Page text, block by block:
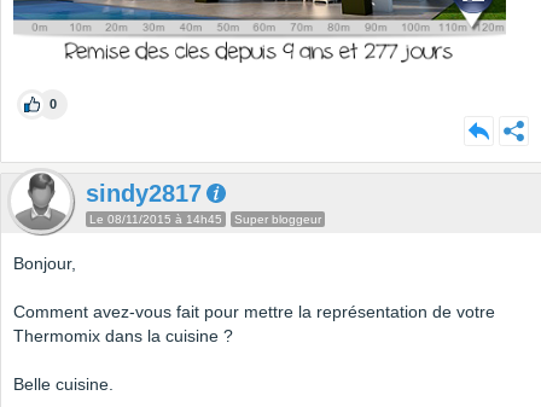
0
sindy2817
Le 08/11/2015 à 14h45 Super bloggeur
Bonjour,
Comment avez-vous fait pour mettre la représentation de votre
Thermomix dans la cuisine ?
Belle cuisine.